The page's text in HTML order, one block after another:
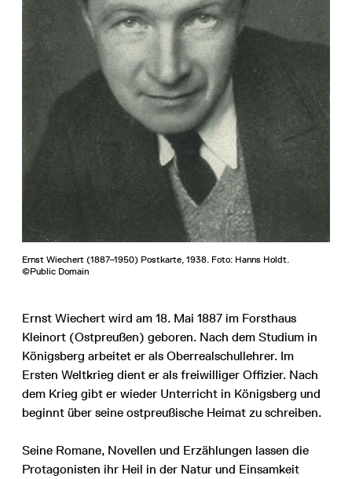
Ernst Wiechert (1887–1950) Postkarte, 1938. Foto: Hanns Holdt.
©Public Domain
Ernst Wiechert wird am 18. Mai 1887 im Forsthaus
Kleinort (Ostpreußen) geboren. Nach dem Studium in
Königsberg arbeitet er als Oberrealschullehrer. Im
Ersten Weltkrieg dient er als freiwilliger Offizier. Nach
dem Krieg gibt er wieder Unterricht in Königsberg und
beginnt über seine ostpreußische Heimat zu schreiben.
Seine Romane, Novellen und Erzählungen lassen die
Protagonisten ihr Heil in der Natur und Einsamkeit